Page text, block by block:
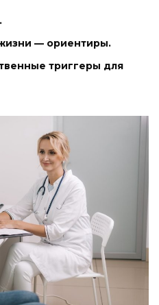
— ориентиры.
триггеры для